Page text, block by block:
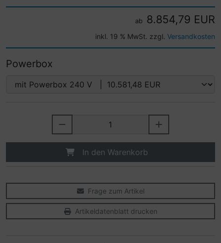
ab 8.854,79 EUR
inkl. 19 % MwSt. zzgl. Versandkosten
Powerbox
In den Warenkorb
Frage zum Artikel
Artikeldatenblatt drucken